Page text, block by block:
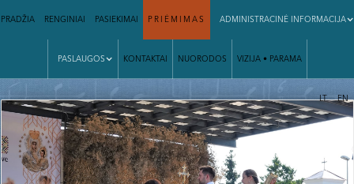
PRADŽIA RENGINIAI PASIEKIMAI PRIĖMIMAS ADMINISTRACINĖ INFORMACIJA
PASLAUGOS KONTAKTAI NUORODOS VIZIJA • PARAMA
| LT EN